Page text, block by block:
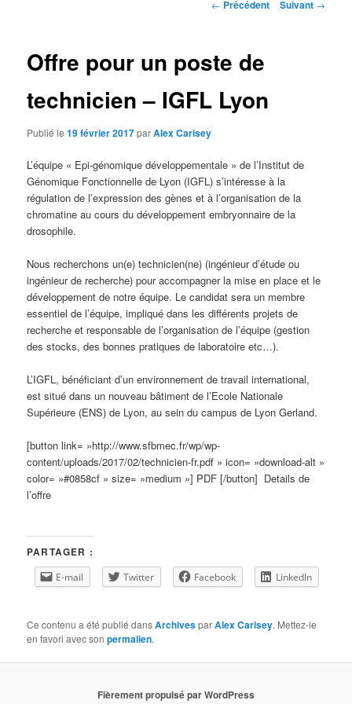
← Précédent Suivant →
Offre pour un poste de
technicien – IGFL Lyon
Publié le19 février 2017parAlex Carisey
L’équipe « Epi-génomique développementale » de l’Institut de
Génomique Fonctionnelle de Lyon (IGFL) s’intéresse à la
régulation de l’expression des gènes et à l’organisation de la
chromatine au cours du développement embryonnaire de la
drosophile.
Nous recherchons un(e) technicien(ne) (ingénieur d’étude ou
ingénieur de recherche) pour accompagner la mise en place et le
développement de notre équipe. Le candidat sera un membre
essentiel de l’équipe, impliqué dans les différents projets de
recherche et responsable de l’organisation de l’équipe (gestion
des stocks, des bonnes pratiques de laboratoire etc…).
L’IGFL, bénéficiant d’un environnement de travail international,
est situé dans un nouveau bâtiment de l’Ecole Nationale
Supérieure (ENS) de Lyon, au sein du campus de Lyon Gerland.
[button link= »http://www.sfbmec.fr/wp/wp-
content/uploads/2017/02/technicien-fr.pdf » icon= »download-alt »
color= »#0858cf » size= »medium »] PDF [/button] Details de
l’offre
PARTAGER :
E-mail Twitter Facebook LinkedIn
Ce contenu a été publié dansArchivesparAlex Carisey. Mettez-le
en favori avec sonpermalien.
Fièrement propulsé par WordPress